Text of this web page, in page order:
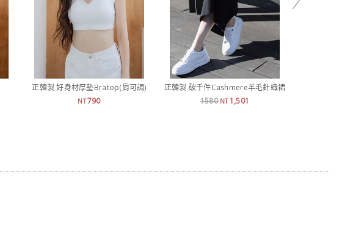
正韓製 好身材厚墊Bratop(肩可調)
NT790
正韓製 破千件Cashmere羊毛針織裙
1580 NT1,501